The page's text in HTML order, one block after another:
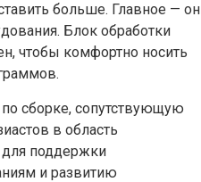
больше. Главное — он
Блок обработки
чтобы комфортно носить
сборке, сопутствующую
в область
для поддержки
и развитию